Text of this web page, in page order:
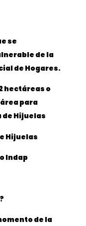
se
de la
de Hogares.
hectáreas o
para
Hijuelas
Hijuelas
Indap
de la